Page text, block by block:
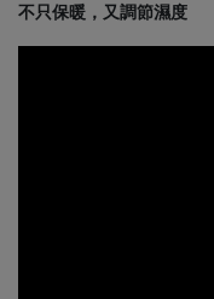
不只保暖，又調節濕度